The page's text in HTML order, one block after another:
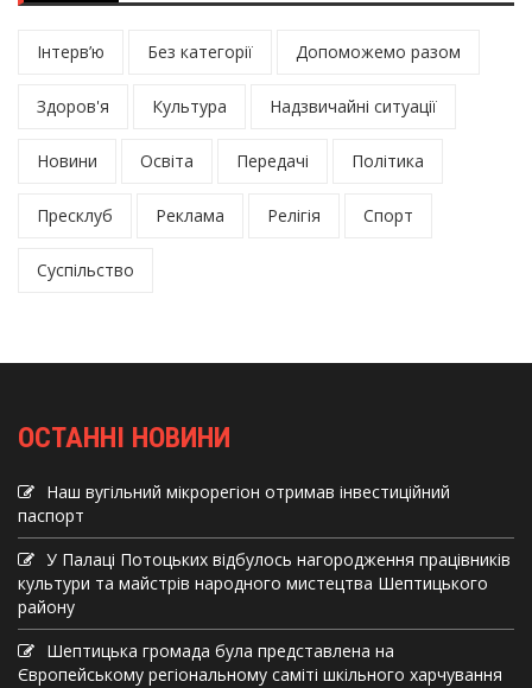
Інтерв’ю Без категорії Допоможемо разом
Здоров'я Культура Надзвичайні ситуації
Новини Освіта Передачі Політика
Пресклуб Реклама Релігія Спорт
Суспільство
ОСТАННІ НОВИНИ
Наш вугільний мікрорегіон отримав інвеcтиційний
паспорт
У Палаці Потоцьких відбулось нагородження працівників
культури та майстрів народного мистецтва Шептицького
району
Шептицька громада була представлена на
Європейському регіональному саміті шкільного харчування